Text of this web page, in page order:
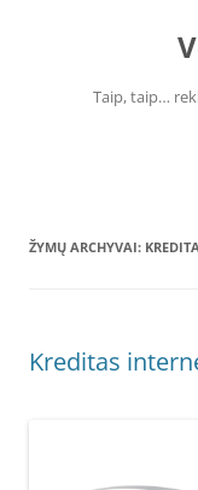
Taip, taip…
ŽYMŲ ARCHYVAI:
Kreditas